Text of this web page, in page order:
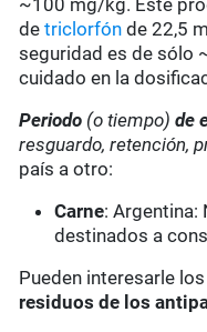
~100 mg/kg. Este
detriclorfón de 22,5
seguridad es de sólo
cuidado en la
Periodo (o tiempo) de
resguardo, retención,
país a otro:
Carne: Argentina:
destinados a
Pueden interesarle
residuos de los